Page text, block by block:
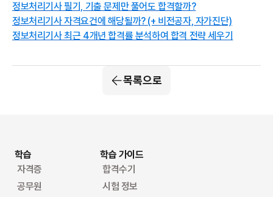
정보처리기사 필기, 기출 문제만 풀어도 합격할까?
정보처리기사 자격요건에 해당될까? (+ 비전공자, 자가진단)
정보처리기사 최근 4개년 합격률 분석하여 합격 전략 세우기
목록으로
학습
자격증
공무원
학습 가이드
합격수기
시험 정보